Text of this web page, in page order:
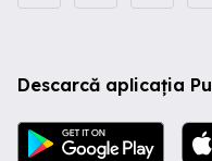
Descarcă aplicația